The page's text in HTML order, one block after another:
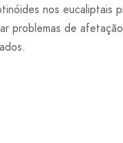
nos eucaliptais
problemas de